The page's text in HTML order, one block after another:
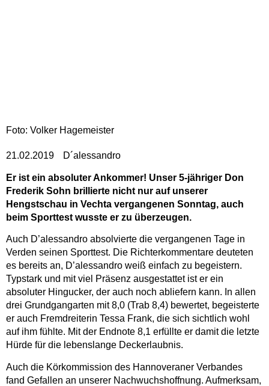
Foto: Volker Hagemeister
21.02.2019 D´alessandro
Er ist ein absoluter Ankommer! Unser 5-jähriger Don
Frederik Sohn brillierte nicht nur auf unserer
Hengstschau in Vechta vergangenen Sonntag, auch
beim Sporttest wusste er zu überzeugen.
Auch D’alessandro absolvierte die vergangenen Tage in
Verden seinen Sporttest. Die Richterkommentare deuteten
es bereits an, D’alessandro weiß einfach zu begeistern.
Typstark und mit viel Präsenz ausgestattet ist er ein
absoluter Hingucker, der auch noch abliefern kann. In allen
drei Grundgangarten mit 8,0 (Trab 8,4) bewertet, begeisterte
er auch Fremdreiterin Tessa Frank, die sich sichtlich wohl
auf ihm fühlte. Mit der Endnote 8,1 erfüllte er damit die letzte
Hürde für die lebenslange Deckerlaubnis.
Auch die Körkommission des Hannoveraner Verbandes
fand Gefallen an unserer Nachwuchshoffnung. Aufmerksam,